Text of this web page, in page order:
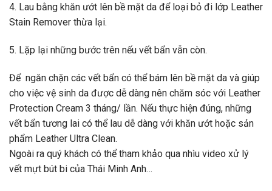
4. Lau bằng khăn ướt lên bề mặt da để loại bỏ đi lớp Leather
Stain Remover thừa lại.
5. Lặp lại những bước trên nếu vết bẩn vẫn còn.
Để ngăn chặn các vết bẩn có thể bám lên bề mặt da và giúp
cho việc vệ sinh da được dễ dàng nên chăm sóc với Leather
Protection Cream 3 tháng/ lần. Nếu thực hiện đúng, những
vết bẩn tương lai có thể lau dễ dàng với khăn ướt hoặc sản
phẩm Leather Ultra Clean.
Ngoài ra quý khách có thể tham khảo qua nhìu video xử lý
vết mựt bút bi của Thái Minh Anh…